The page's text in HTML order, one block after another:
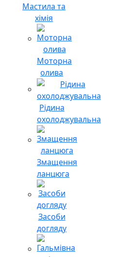
Мастила та
хімія
Моторна
олива
Рідина
охолоджувальна
Змащення
ланцюга
Засоби
догляду